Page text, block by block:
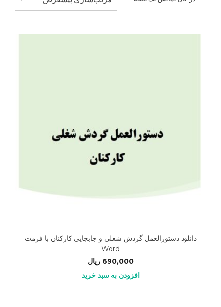
دانلود دستورالعمل گردش شغلی و جابجایی کارکنان با فرمت
Word
690,000 ریال
افزودن به سبد خرید